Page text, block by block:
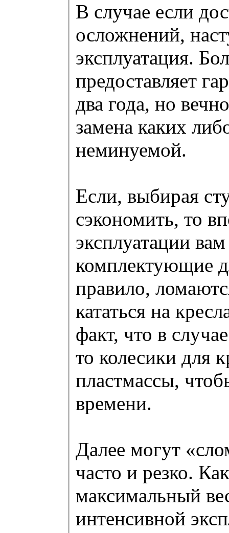
В случае если
осложнений,
эксплуатация.
предоставляет
два года, но
замена каких
неминуемой.
Если, выбирая
сэкономить, то
эксплуатации
комплектующие
правило,
кататься на
факт, что в
то колесики для
пластмассы,
времени.
Далее могут
часто и резко.
максимальный
интенсивной